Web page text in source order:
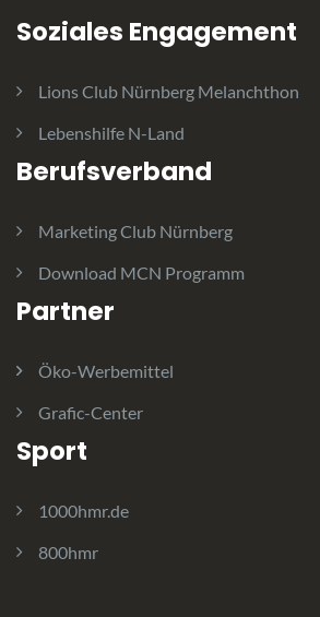
Soziales Engagement
Lions Club Nürnberg Melanchthon
Lebenshilfe N-Land
Berufsverband
Marketing Club Nürnberg
Download MCN Programm
Partner
Öko-Werbemittel
Grafic-Center
Sport
1000hmr.de
800hmr